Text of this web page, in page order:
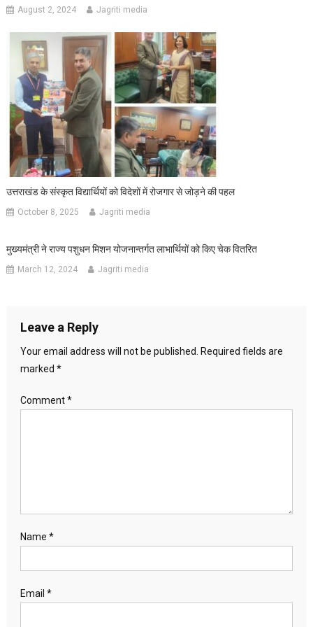
August 2, 2024 Jagriti media
उत्तराखंड के संस्कृत विद्यार्थियों को विदेशों में रोजगार से जोड़ने की पहल
October 8, 2025 Jagriti media
मुख्यमंत्री ने राज्य पशुधन मिशन योजनान्तर्गत लाभार्थियों को किए चेक वितरित
March 12, 2024 Jagriti media
Leave a Reply
Your email address will not be published. Required fields are
marked *
Comment*
Name *
Email *